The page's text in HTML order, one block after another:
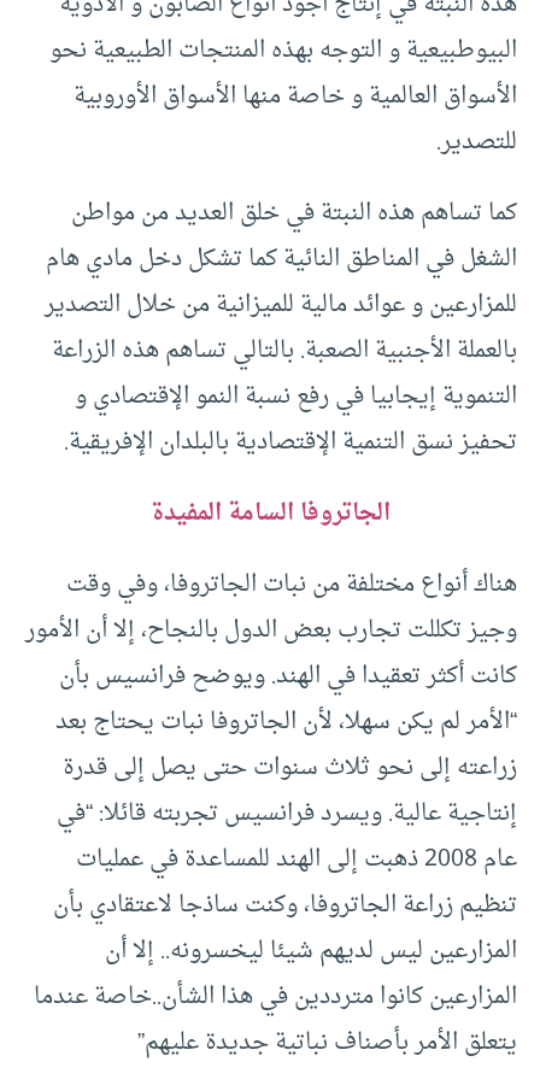
البيوطبيعية و التوجه بهذه المنتجات الطبيعية نحو
الأسواق العالمية و خاصة منها الأسواق الأوروبية
للتصدير.
كما تساهم هذه النبتة في خلق العديد من مواطن
الشغل في المناطق النائية كما تشكل دخل مادي هام
للمزارعين و عوائد مالية للميزانية من خلال التصدير
بالعملة الأجنبية الصعبة. بالتالي تساهم هذه الزراعة
التنموية إيجابيا في رفع نسبة النمو الإقتصادي و
تحفيز نسق التنمية الإقتصادية بالبلدان الإفريقية.
الجاتروفا السامة المفيدة
هناك أنواع مختلفة من نبات الجاتروفا، وفي وقت
وجيز تكللت تجارب بعض الدول بالنجاح، إلا أن الأمور
كانت أكثر تعقيدا في الهند. ويوضح فرانسيس بأن
“الأمر لم يكن سهلا، لأن الجاتروفا نبات يحتاج بعد
زراعته إلى نحو ثلاث سنوات حتى يصل إلى قدرة
إنتاجية عالية. ويسرد فرانسيس تجربته قائلا: “في
عام 2008 ذهبت إلى الهند للمساعدة في عمليات
تنظيم زراعة الجاتروفا، وكنت ساذجا لاعتقادي بأن
المزارعين ليس لديهم شيئا ليخسرونه.. إلا أن
المزارعين كانوا مترددين في هذا الشأن..خاصة عندما
يتعلق الأمر بأصناف نباتية جديدة عليهم”